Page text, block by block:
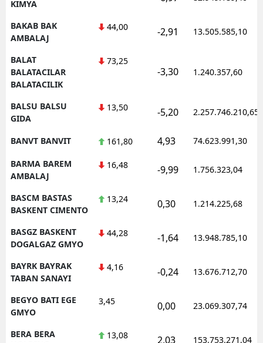
KIMYA
BAKAB BAK
AMBALAJ
44,00 -2,91 13.505.585,10
BALAT
BALATACILAR
BALATACILIK
73,25
-3,30 1.240.357,60
BALSU BALSU
GIDA
13,50 -5,20 2.257.746.210,65
BANVT BANVIT 161,80 4,93 74.623.991,30
BARMA BAREM
AMBALAJ
16,48 -9,99 1.756.323,04
BASCM BASTAS
BASKENT CIMENTO
13,24 0,30 1.214.225,68
BASGZ BASKENT
DOGALGAZ GMYO
44,28 -1,64 13.948.785,10
BAYRK BAYRAK
TABAN SANAYI
4,16 -0,24 13.676.712,70
BEGYO BATI EGE
GMYO
3,45 0,00 23.069.307,74
BERA BERA
13,08 2,03 153.753.271,04